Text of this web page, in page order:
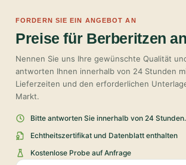
FORDERN SIE EIN ANGEBOT AN
Preise für Berberitzen
Nennen Sie uns Ihre gewünschte Qualität
antworten Ihnen innerhalb von 24 Stunden
Lieferzeiten und den erforderlichen
Markt.
Bitte antworten Sie innerhalb von 24 Stunden.
Echtheitszertifikat und Datenblatt enthalten
Kostenlose Probe auf Anfrage